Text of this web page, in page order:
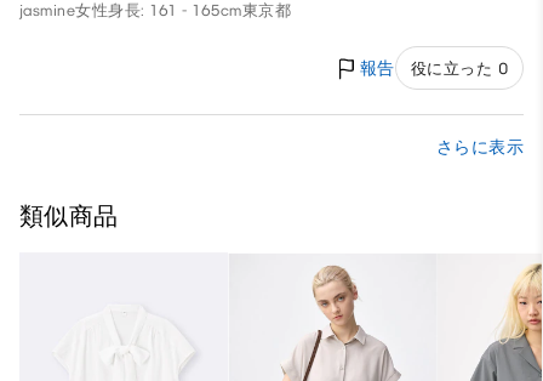
jasmine女性身長: 161 - 165cm東京都
報告 役に立った 0
さらに表示
類似商品